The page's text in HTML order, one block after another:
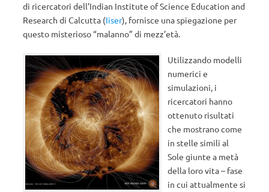
di ricercatori dell’Indian Institute of Science Education and
Research di Calcutta (Iiser), fornisce una spiegazione per
questo misterioso “malanno” di mezz’età.
Utilizzando modelli
numerici e
simulazioni, i
ricercatori hanno
ottenuto risultati
che mostrano come
in stelle simili al
Sole giunte a metà
della loro vita – fase
in cui attualmente si